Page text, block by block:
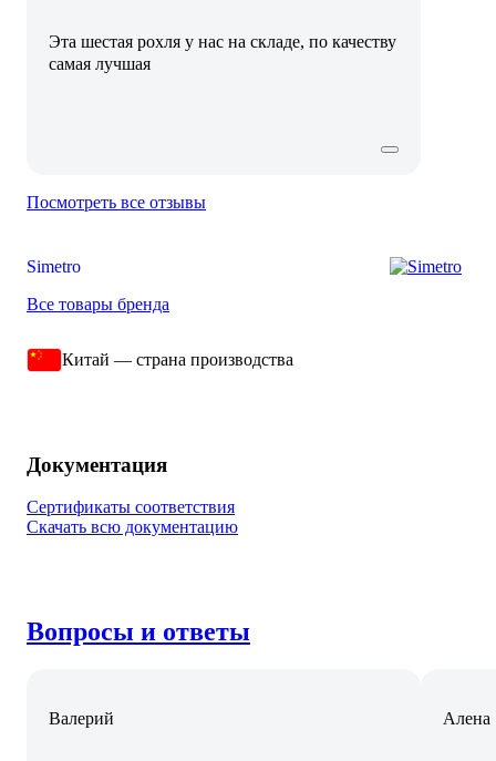
Эта шестая рохля у нас на складе, по качеству
самая лучшая
Посмотреть все отзывы
Simetro
Все товары бренда
Китай — страна производства
Документация
Сертификаты соответствия
Скачать всю документацию
Вопросы и ответы
Валерий Алена